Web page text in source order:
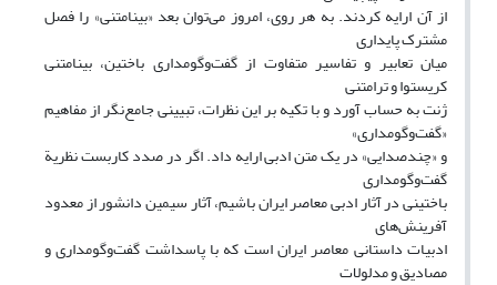
از آن ارایه کردند. به ‌هر روی، امروز می‌توان بعد «بینامتنی» را فصل
مشترک پایداری
میان تعابیر و تفاسیر متفاوت از گفت‌وگومداری باختین، بینامتنی
کریستوا و ترامتنی
ژنت به ‌حساب آورد و با تکیه بر این نظرات، تبیینی جامع‌نگر از مفاهیم
«گفت‌وگومداری»
و «چندصدایی» در یک متن ادبی ارایه داد. اگر در صدد کاربست نظریة
گفت‌وگومداری
باختینی در آثار ادبی معاصر ایران باشیم، آثار سیمین دانشور از معدود
آفرینش‌های
ادبیات داستانی معاصر ایران است که با پاسداشت گفت‌وگومداری و
مصادیق و مدلولات